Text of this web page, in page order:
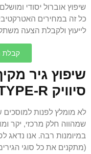
שיפוץ אוברול יסודי
כל זה במחירים
לייעוץ ולקבלת הצעה
קבלת
שיפוץ גיר
סיוויק TYPE-R
לא מומלץ לפנות
שמהווה חלק מרכזי, יקר
במיומנות רבה. אנו נדאג